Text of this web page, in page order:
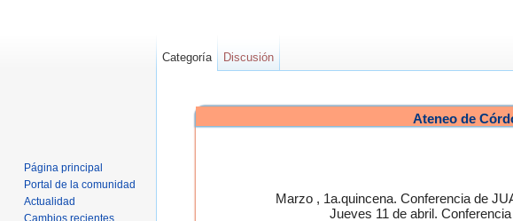
Ateneo de
Marzo , 1a.quincena. Conferencia de
Jueves 11 de abril.
Categoría Discusión
Página principal
Portal de la comunidad
Actualidad
Cambios recientes